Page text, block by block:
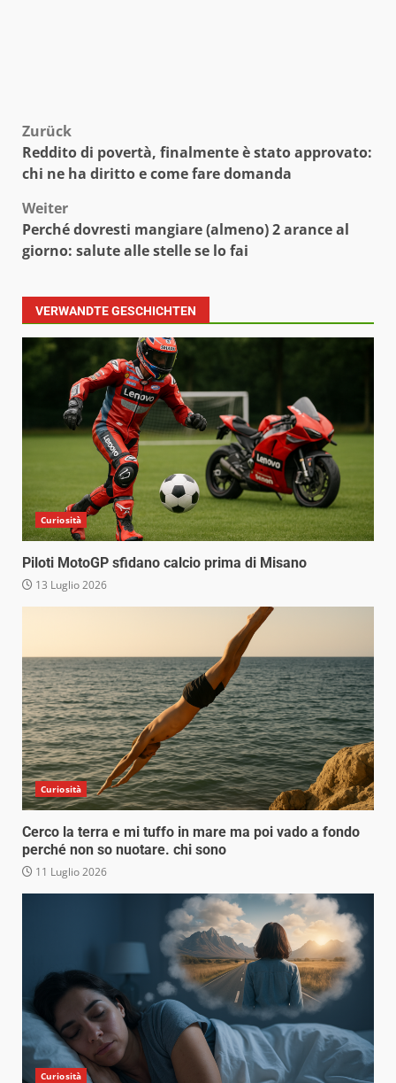
Beitragsnavigation
Zurück
Reddito di povertà, finalmente è stato approvato:
chi ne ha diritto e come fare domanda
Weiter
Perché dovresti mangiare (almeno) 2 arance al
giorno: salute alle stelle se lo fai
VERWANDTE GESCHICHTEN
Curiosità
Piloti MotoGP sfidano calcio prima di Misano
13 Luglio 2026
Curiosità
Cerco la terra e mi tuffo in mare ma poi vado a fondo
perché non so nuotare. chi sono
11 Luglio 2026
Curiosità